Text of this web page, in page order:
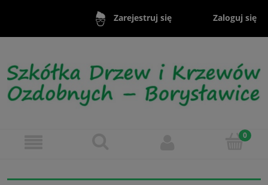
Zarejestruj się Zaloguj się